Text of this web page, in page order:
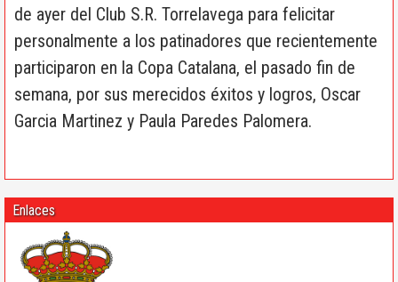
de ayer del Club S.R. Torrelavega para felicitar
personalmente a los patinadores que recientemente
participaron en la Copa Catalana, el pasado fin de
semana, por sus merecidos éxitos y logros, Oscar
Garcia Martinez y Paula Paredes Palomera.
Enlaces